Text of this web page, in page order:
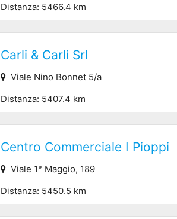
Distanza: 5466.4 km
Carli & Carli Srl
Viale Nino Bonnet 5/a
Distanza: 5407.4 km
Centro Commerciale I Pioppi
Viale 1° Maggio, 189
Distanza: 5450.5 km